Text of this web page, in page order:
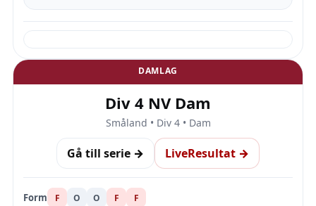
DAMLAG
Div 4 NV Dam
Småland • Div 4 • Dam
Gå till serie → LiveResultat →
Form F O O F F